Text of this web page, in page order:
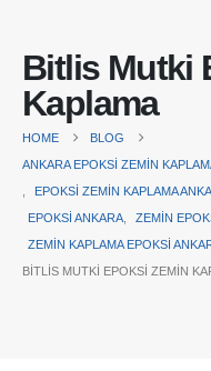
Bitlis Mutki
Kaplama
HOME
BLOG
ANKARA EPOKSI ZEMIN
EPOKSI ZEMIN KAPLAMA
EPOKSI ANKARA
ZEMIN
ZEMIN KAPLAMA EPOKSI
BITLIS MUTKI EPOKSI ZEMIN